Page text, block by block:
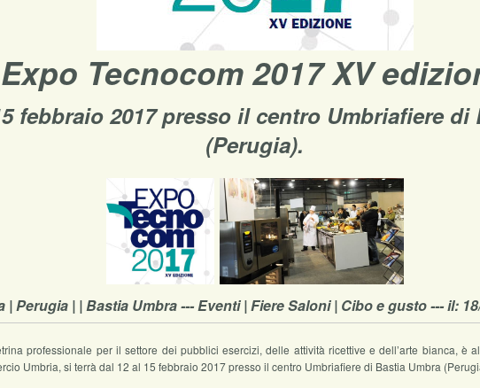
Expo Tecnocom 2017 XV
febbraio 2017 presso il centro Umbriafiere di
(Perugia).
| Perugia | | Bastia Umbra --- Eventi | Fiere Saloni | Cibo e gusto --- il:
professionale per il settore dei pubblici esercizi, delle attività ricettive e dell’arte bianca, è
Umbria, si terrà dal 12 al 15 febbraio 2017 presso il centro Umbriafiere di Bastia Umbra